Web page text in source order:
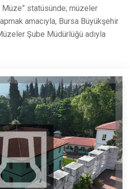
statüsünde; müzeler
amacıyla, Bursa Büyükşehir
Şube Müdürlüğü adıyla